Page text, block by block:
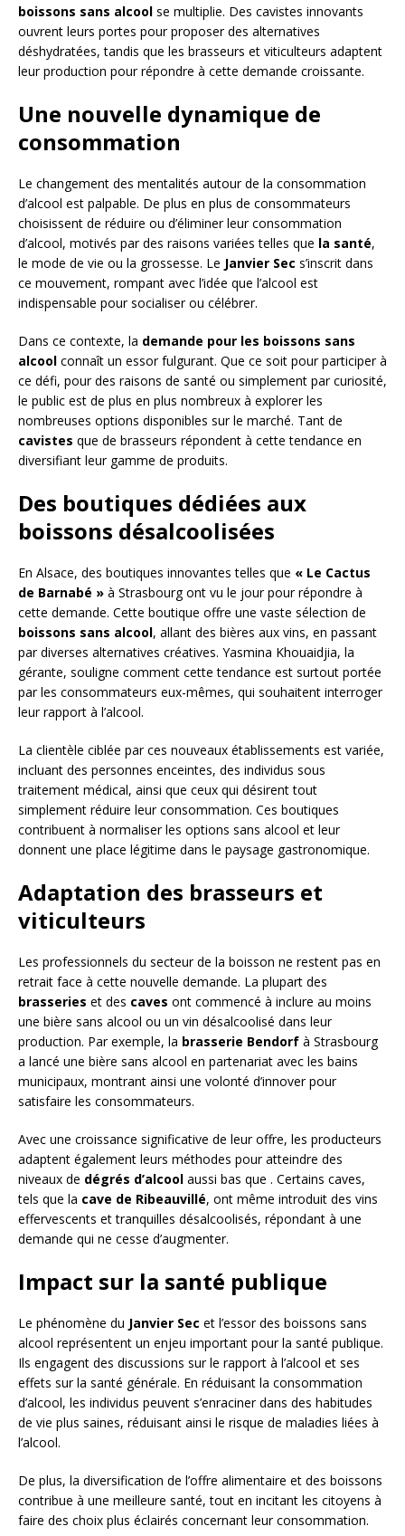
boissons sans alcool se multiplie. Des cavistes innovants
ouvrent leurs portes pour proposer des alternatives
déshydratées, tandis que les brasseurs et viticulteurs adaptent
leur production pour répondre à cette demande croissante.
Une nouvelle dynamique de
consommation
Le changement des mentalités autour de la consommation
d’alcool est palpable. De plus en plus de consommateurs
choisissent de réduire ou d’éliminer leur consommation
d’alcool, motivés par des raisons variées telles que la santé,
le mode de vie ou la grossesse. Le Janvier Sec s’inscrit dans
ce mouvement, rompant avec l’idée que l’alcool est
indispensable pour socialiser ou célébrer.
Dans ce contexte, la demande pour les boissons sans
alcool connaît un essor fulgurant. Que ce soit pour participer à
ce défi, pour des raisons de santé ou simplement par curiosité,
le public est de plus en plus nombreux à explorer les
nombreuses options disponibles sur le marché. Tant de
cavistes que de brasseurs répondent à cette tendance en
diversifiant leur gamme de produits.
Des boutiques dédiées aux
boissons désalcoolisées
En Alsace, des boutiques innovantes telles que « Le Cactus
de Barnabé » à Strasbourg ont vu le jour pour répondre à
cette demande. Cette boutique offre une vaste sélection de
boissons sans alcool, allant des bières aux vins, en passant
par diverses alternatives créatives. Yasmina Khouaidjia, la
gérante, souligne comment cette tendance est surtout portée
par les consommateurs eux-mêmes, qui souhaitent interroger
leur rapport à l’alcool.
La clientèle ciblée par ces nouveaux établissements est variée,
incluant des personnes enceintes, des individus sous
traitement médical, ainsi que ceux qui désirent tout
simplement réduire leur consommation. Ces boutiques
contribuent à normaliser les options sans alcool et leur
donnent une place légitime dans le paysage gastronomique.
Adaptation des brasseurs et
viticulteurs
Les professionnels du secteur de la boisson ne restent pas en
retrait face à cette nouvelle demande. La plupart des
brasseries et des caves ont commencé à inclure au moins
une bière sans alcool ou un vin désalcoolisé dans leur
production. Par exemple, la brasserie Bendorf à Strasbourg
a lancé une bière sans alcool en partenariat avec les bains
municipaux, montrant ainsi une volonté d’innover pour
satisfaire les consommateurs.
Avec une croissance significative de leur offre, les producteurs
adaptent également leurs méthodes pour atteindre des
niveaux de dégrés d’alcool aussi bas que . Certains caves,
tels que la cave de Ribeauvillé, ont même introduit des vins
effervescents et tranquilles désalcoolisés, répondant à une
demande qui ne cesse d’augmenter.
Impact sur la santé publique
Le phénomène du Janvier Sec et l’essor des boissons sans
alcool représentent un enjeu important pour la santé publique.
Ils engagent des discussions sur le rapport à l’alcool et ses
effets sur la santé générale. En réduisant la consommation
d’alcool, les individus peuvent s’enraciner dans des habitudes
de vie plus saines, réduisant ainsi le risque de maladies liées à
l’alcool.
De plus, la diversification de l’offre alimentaire et des boissons
contribue à une meilleure santé, tout en incitant les citoyens à
faire des choix plus éclairés concernant leur consommation.